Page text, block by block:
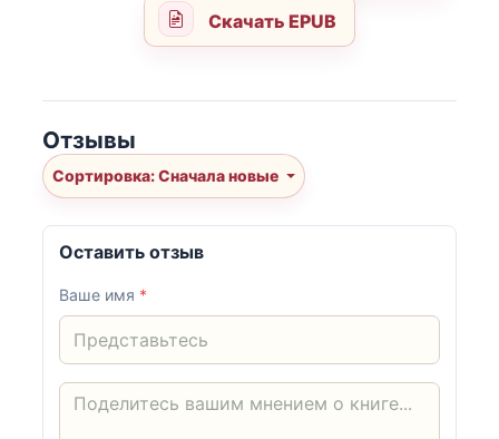
Скачать EPUB
Отзывы
Сортировка: Сначала новые
Оставить отзыв
Ваше имя *